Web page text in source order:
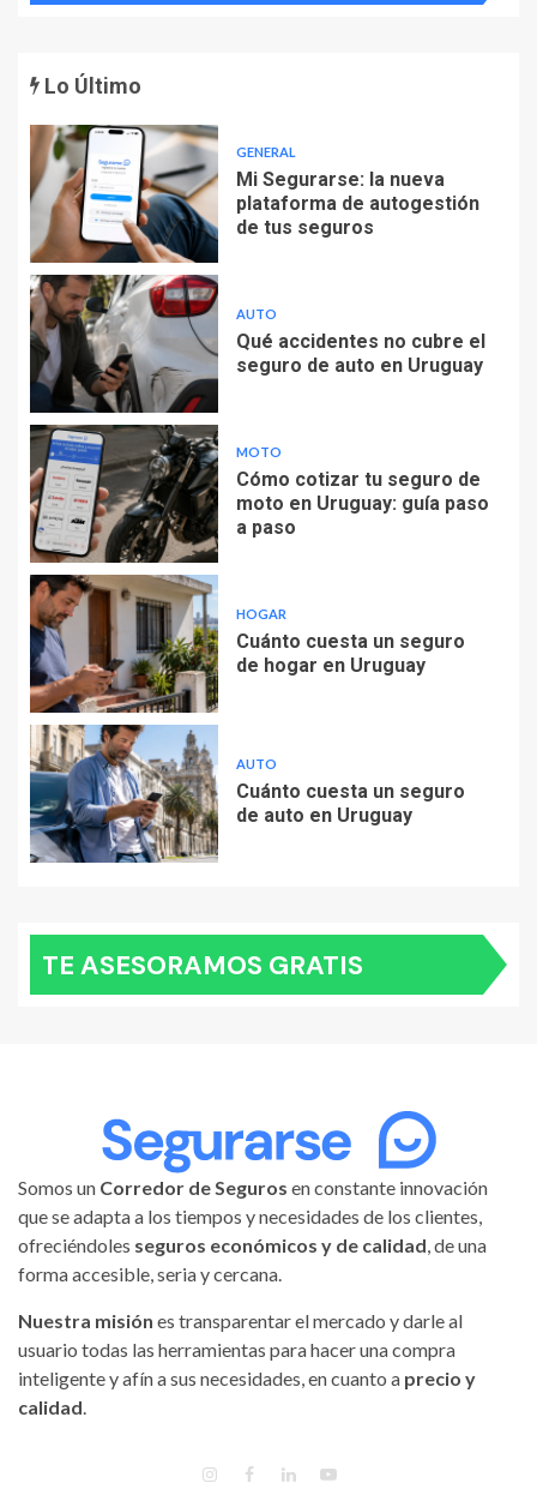
Lo Último
GENERAL
Mi Segurarse: la nueva
plataforma de autogestión
de tus seguros
AUTO
Qué accidentes no cubre el
seguro de auto en Uruguay
MOTO
Cómo cotizar tu seguro de
moto en Uruguay: guía paso
a paso
HOGAR
Cuánto cuesta un seguro
de hogar en Uruguay
AUTO
Cuánto cuesta un seguro
de auto en Uruguay
TE ASESORAMOS GRATIS
Somos un Corredor de Seguros en constante innovación
que se adapta a los tiempos y necesidades de los clientes,
ofreciéndoles seguros económicos y de calidad, de una
forma accesible, seria y cercana.
Nuestra misión es transparentar el mercado y darle al
usuario todas las herramientas para hacer una compra
inteligente y afín a sus necesidades, en cuanto a precio y
calidad.
INSTAGRAM
FACEBOOK
LINKEDIN
YOUTUBE